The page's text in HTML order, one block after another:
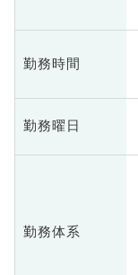
勤務時間
勤務曜日
勤務体系